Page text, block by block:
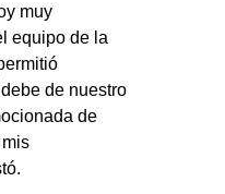
muy
equipo de la
de nuestro
de